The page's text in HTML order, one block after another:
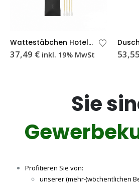
Wattestäbchen Hotel 4 Stück – 200 Packungen
37,49 € inkl. 19% MwSt 53,55
Sie
Profitieren Sie von:
unserer (mehr-)wöchentlichen